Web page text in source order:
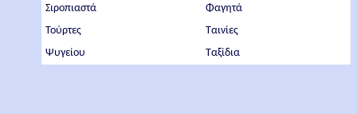
Σιροπιαστά
Τούρτες
Ψυγείου
Φαγητά
Ταινίες
Ταξίδια